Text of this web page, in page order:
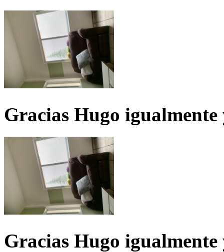
Gracias Hugo igualmente
Gracias Hugo igualmente